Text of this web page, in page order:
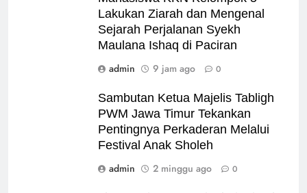
Lakukan Ziarah dan Mengenal
Sejarah Perjalanan Syekh
Maulana Ishaq di Paciran
admin
9 jam ago 0
Sambutan Ketua Majelis Tabligh
PWM Jawa Timur Tekankan
Pentingnya Perkaderan Melalui
Festival Anak Sholeh
admin
2 minggu ago 0